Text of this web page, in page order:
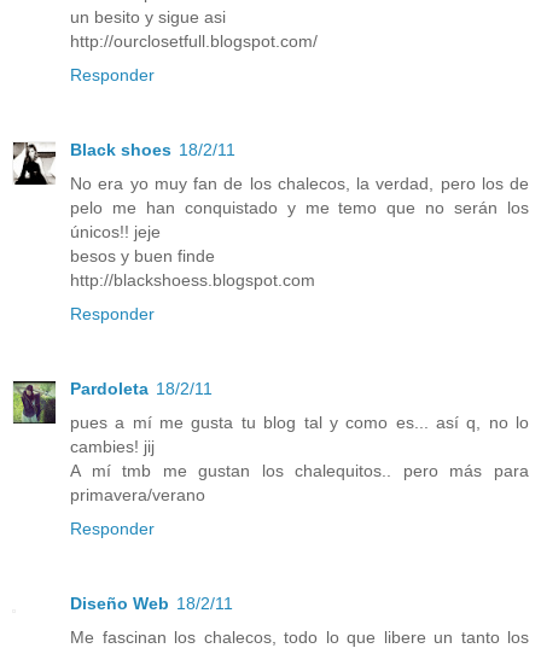
un besito y sigue asi
http://ourclosetfull.blogspot.com/
Responder
Black shoes 18/2/11
No era yo muy fan de los chalecos, la verdad, pero los de
pelo me han conquistado y me temo que no serán los
únicos!! jeje
besos y buen finde
http://blackshoess.blogspot.com
Responder
Pardoleta 18/2/11
pues a mí me gusta tu blog tal y como es... así q, no lo
cambies! jij
A mí tmb me gustan los chalequitos.. pero más para
primavera/verano
Responder
Diseño Web 18/2/11
Me fascinan los chalecos, todo lo que libere un tanto los